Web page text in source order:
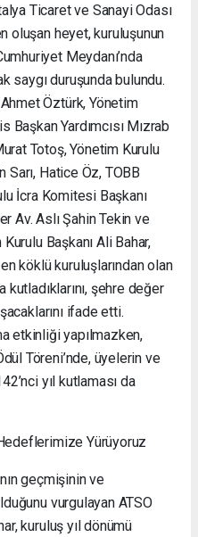
Ticaret ve Sanayi Odası
oluşan heyet, kuruluşunun
Meydanı’nda
saygı duruşunda bulundu.
Öztürk, Yönetim
Başkan Yardımcısı Mızrab
Totoş, Yönetim Kurulu
Sarı, Hatice Öz, TOBB
İcra Komitesi Başkanı
Av. Aslı Şahin Tekin ve
Başkanı Ali Bahar,
köklü kuruluşlarından olan
kutladıklarını, şehre değer
ifade etti.
etkinliği yapılmazken,
Töreni’nde, üyelerin ve
yıl kutlaması da
Yürüyoruz
geçmişinin ve
vurgulayan ATSO
kuruluş yıl dönümü